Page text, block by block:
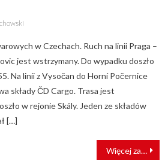
w Czechach. Ruch na linii Praga –
jest wstrzymany. Do wypadku doszło
Na linii z Vysočan do Horní Počernice
składy ČD Cargo. Trasa jest
w rejonie Skály. Jeden ze składów
[…]
Więcej zatrudnionych w sektorze kolejowym w 2022 r.